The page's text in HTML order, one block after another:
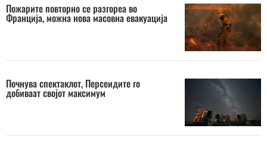
Пожарите повторно се разгореа во
Франција, можна нова масовна евакуација
Почнува спектаклот, Персеидите го
добиваат својот максимум